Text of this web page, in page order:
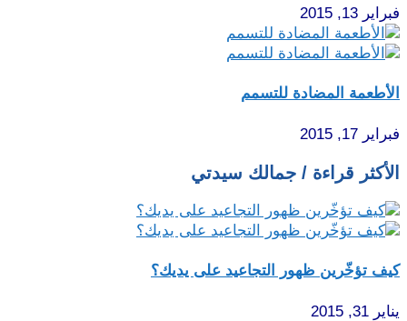
فبراير 13, 2015
الأطعمة المضادة للتسمم
فبراير 17, 2015
الأكثر قراءة / جمالك سيدتي
كيف تؤخّرين ظهور التجاعيد على يديك؟
يناير 31, 2015